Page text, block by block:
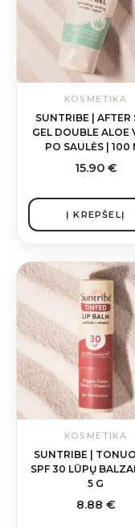
KOSMETIKA
SUNTRIBE | AFTER
GEL DOUBLE ALOE
PO SAULĖS | 100
15.90 €
Į KREPŠELĮ
KOSMETIKA
SUNTRIBE |
SPF 30 LŪPŲ
5 G
8.88 €